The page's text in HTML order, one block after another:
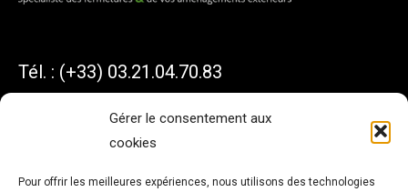
Gérer le consentement aux
cookies
Pour offrir les meilleures expériences, nous utilisons des technologies
Tél. : (+33) 03.21.04.70.83
AXIHOME